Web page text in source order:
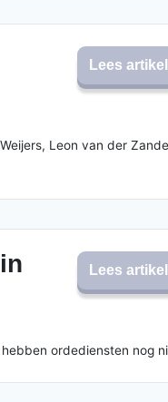
Lees artikel
Leon van der
Lees artikel
ordediensten nog